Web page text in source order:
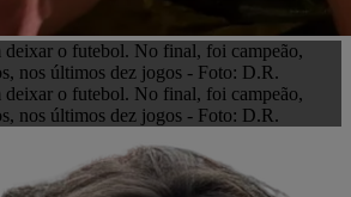
deixar o futebol. No final, foi campeão,
nos últimos dez jogos - Foto: D.R.
deixar o futebol. No final, foi campeão,
nos últimos dez jogos - Foto: D.R.